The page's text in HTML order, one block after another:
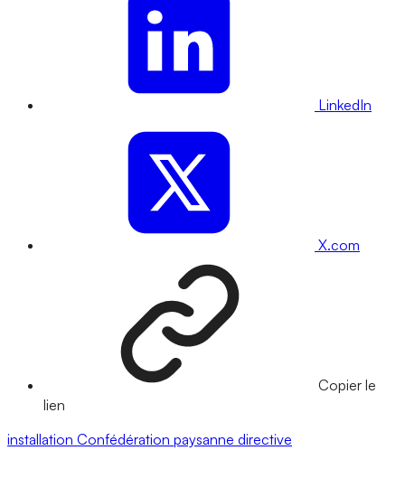
LinkedIn
X.com
Copier le
lien
installation Confédération paysanne directive